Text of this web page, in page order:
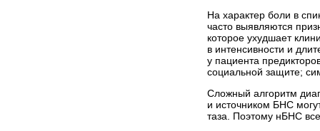
На характер боли в
часто выявляются
которое ухудшает
в интенсивности и
у пациента
социальной защите;
Сложный алгоритм
и источником БНС
таза. Поэтому нБНС